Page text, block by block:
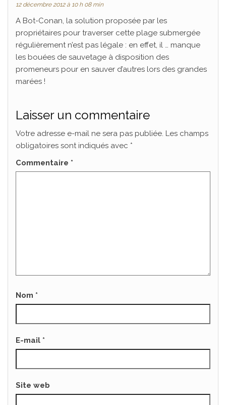
12 décembre 2012 à 10 h 08 min
A Bot-Conan, la solution proposée par les
propriétaires pour traverser cette plage submergée
régulièrement n’est pas légale : en effet, il … manque
les bouées de sauvetage à disposition des
promeneurs pour en sauver d’autres lors des grandes
marées !
Laisser un commentaire
Votre adresse e-mail ne sera pas publiée. Les champs
obligatoires sont indiqués avec *
Commentaire *
Nom *
E-mail *
Site web